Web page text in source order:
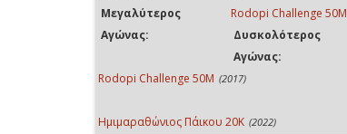
Μεγαλύτερος
Αγώνας:
Rodopi Challenge 50M
Δυσκολότερος
Αγώνας:
Rodopi Challenge 50M (2017)
Ημιμαραθώνιος Πάικου 20Κ (2022)